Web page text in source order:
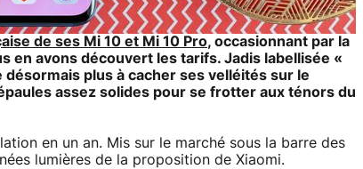
de ses Mi 10 et Mi 10 Pro, occasionnant par la
en avons découvert les tarifs. Jadis labellisée «
plus à cacher ses velléités sur le
assez solides pour se frotter aux ténors du
en un an. Mis sur le marché sous la barre des
lumières de la proposition de Xiaomi.